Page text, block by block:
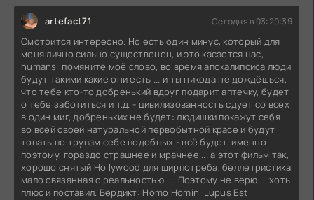
artefact71 Сегодня в 03:20:39
Смотрится интересно. Но есть один минус, который для
меня лично сильно существенен, и это касается нас,
humans: помяните моё слово, во время апокалипсиса люди
будут такими какие они есть ... и ты никода не дождёшься,
что тебе кто-то добренький вдруг подарит аптечку, будет
о тебе заботиться и т.д. - цивилизованность сдует со всех
в один миг, добреньких не будет: людишки покажут себя
во всей своей натуральной первобытной красе и будут
топать по трупам себе подобных - всё будет, именно
поэтому, гораздо страшнее и мрачнее ... а этот фильм так,
хорошо снятый Hollywood для ширпотреба, беллетристика
мало связанная с реальностью. ... Поэтому не верю ... хоть
плюс и поставил. Вердикт: Homo Homini Lupus Est